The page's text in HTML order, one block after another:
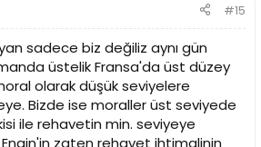
#15
sadece biz değiliz aynı gün
üstelik Fransa'da üst düzey
olarak düşük seviyelere
Bizde ise moraller üst seviyede
ile rehavetin min. seviyeye
zaten rehavet ihtimalinin